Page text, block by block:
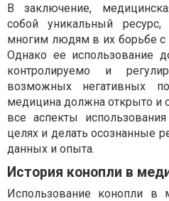
В заключение,
собой уникальный
многим людям в их борьбе с
Однако ее использование
контролируемо и
возможных негативных
медицина должна открыто и
все аспекты
целях и делать осознанные
данных и опыта.
История конопли в
Использование конопли в